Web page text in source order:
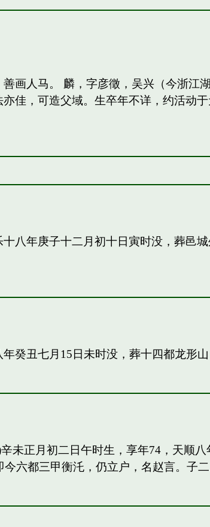
画人马。 麟，字彦徵，吴兴（今浙江
佳，可造父域。生卒年不详，约活动
八年庚子十二月初十日寅时没，葬邑
癸丑七月15日未时没，葬十四都龙形山
未正月初二日午时生，享年74，天顺
六都三甲衡汑，仍立户，名赵言。子二